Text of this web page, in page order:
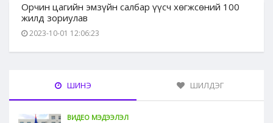
Орчин цагийн эмзүйн салбар үүсч хөгжсөний 100
жилд зориулав
2023-10-01 12:06:23
ШИНЭ ШИЛДЭГ
ВИДЕО МЭДЭЭЛЭЛ